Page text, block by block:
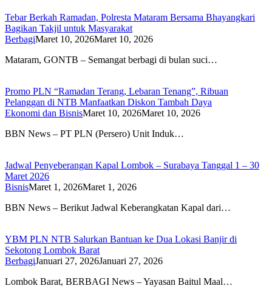
Tebar Berkah Ramadan, Polresta Mataram Bersama Bhayangkari
Bagikan Takjil untuk Masyarakat
BerbagiMaret 10, 2026Maret 10, 2026
Mataram, GONTB – Semangat berbagi di bulan suci…
Promo PLN “Ramadan Terang, Lebaran Tenang”, Ribuan
Pelanggan di NTB Manfaatkan Diskon Tambah Daya
Ekonomi dan BisnisMaret 10, 2026Maret 10, 2026
BBN News – PT PLN (Persero) Unit Induk…
Jadwal Penyeberangan Kapal Lombok – Surabaya Tanggal 1 – 30
Maret 2026
BisnisMaret 1, 2026Maret 1, 2026
BBN News – Berikut Jadwal Keberangkatan Kapal dari…
YBM PLN NTB Salurkan Bantuan ke Dua Lokasi Banjir di
Sekotong Lombok Barat
BerbagiJanuari 27, 2026Januari 27, 2026
Lombok Barat, BERBAGI News – Yayasan Baitul Maal…